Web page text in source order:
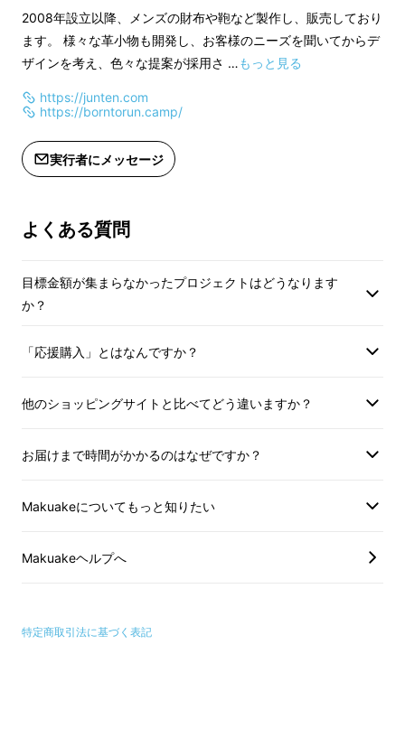
きる場所が限られているため、不便な思いをさ
れている方が多いのではないでしょうか。
移動でき、10秒程度で折りたたんで持ち運び
か」と、気になる場所へ気軽に出かけることが
BORNTORUN GXはたくさん教えてくれます。
車や電車へ簡単にのせられる
から、
楽しくなる
2008年設立以降、メンズの財布や鞄など製作し、販売しており
ます。 様々な革小物も開発し、お客様のニーズを聞いてからデ
ザインを考え、色々な提案が採用さ …もっと見る
https://junten.com
https://borntorun.camp/
実行者にメッセージ
よくある質問
目標金額が集まらなかったプロジェクトはどうなります
か？
「応援購入」とはなんですか？
他のショッピングサイトと比べてどう違いますか？
お届けまで時間がかかるのはなぜですか？
Makuakeについてもっと知りたい
Makuakeヘルプへ
特定商取引法に基づく表記